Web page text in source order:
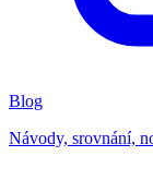
Blog
Návody, srovnání,